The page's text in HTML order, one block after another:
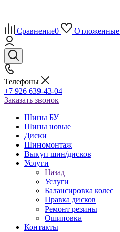
Сравнение0 Отложенные
Телефоны
+7 926 639-43-04
Заказать звонок
Шины БУ
Шины новые
Диски
Шиномонтаж
Выкуп шин/дисков
Услуги
Назад
Услуги
Балансировка колес
Правка дисков
Ремонт резины
Ошиповка
Контакты